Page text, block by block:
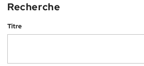
Recherche
Titre